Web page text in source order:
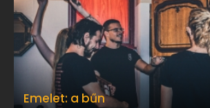
Emelet: a bűn